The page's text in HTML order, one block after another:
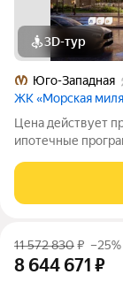
3D-тур
Юго-Западная
ЖК «Морская
Цена действует
ипотечные программы.
Общая площадь
отделкой. Жилой
11 572 830₽ –25%
8 644 671 ₽